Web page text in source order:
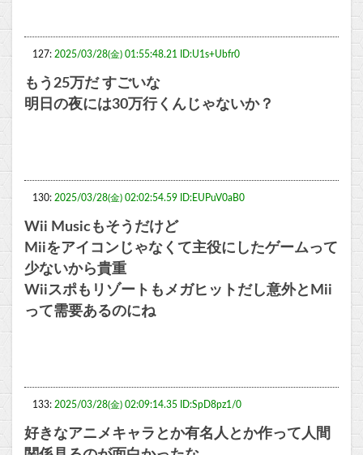
127: 2025/03/28(金) 01:55:48.21 ID:U1s+Ubfr0
もう25万だ すごいな
明日の夜には30万行くんじゃないか？
130: 2025/03/28(金) 02:02:54.59 ID:EUPuV0aB0
Wii Musicもそうだけど
Miiをアイコンじゃなくて主役にしたゲームって
少ないから貴重
Wiiスポもリゾートもメガヒットだし意外とMii
って需要あるのにね
133: 2025/03/28(金) 02:09:14.35 ID:SpD8pz1/0
好きなアニメキャラとか有名人とか作って人間